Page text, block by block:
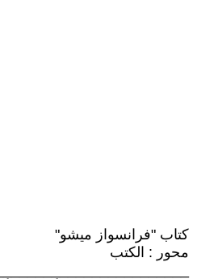
كتاب "فرانسواز ميشو"
محور : الكتب